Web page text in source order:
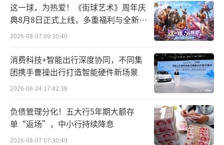
这一球，为热爱！《街球艺术》周年庆
典8月8日正式上线，多重福利与全新内
容同步开启
2026-08-07 09:30:40
消费科技+智能出行深度协同，不同集
团携手曹操出行打造智能硬件新场景
2026-06-24 17:42:38
负债管理分化！五大行5年期大额存
单“返场”，中小行持续降息
2026-08-07 07:30:49